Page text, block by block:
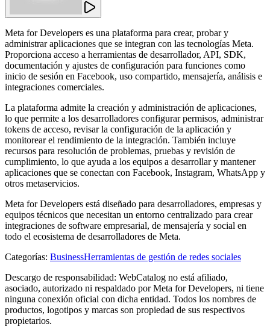
Meta for Developers es una plataforma para crear, probar y
administrar aplicaciones que se integran con las tecnologías Meta.
Proporciona acceso a herramientas de desarrollador, API, SDK,
documentación y ajustes de configuración para funciones como
inicio de sesión en Facebook, uso compartido, mensajería, análisis e
integraciones comerciales.
La plataforma admite la creación y administración de aplicaciones,
lo que permite a los desarrolladores configurar permisos, administrar
tokens de acceso, revisar la configuración de la aplicación y
monitorear el rendimiento de la integración. También incluye
recursos para resolución de problemas, pruebas y revisión de
cumplimiento, lo que ayuda a los equipos a desarrollar y mantener
aplicaciones que se conectan con Facebook, Instagram, WhatsApp y
otros metaservicios.
Meta for Developers está diseñado para desarrolladores, empresas y
equipos técnicos que necesitan un entorno centralizado para crear
integraciones de software empresarial, de mensajería y social en
todo el ecosistema de desarrolladores de Meta.
Categorías: BusinessHerramientas de gestión de redes sociales
Descargo de responsabilidad: WebCatalog no está afiliado,
asociado, autorizado ni respaldado por Meta for Developers, ni tiene
ninguna conexión oficial con dicha entidad. Todos los nombres de
productos, logotipos y marcas son propiedad de sus respectivos
propietarios.